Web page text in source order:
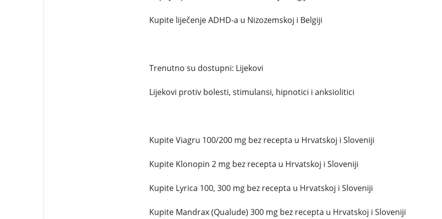
Kupite liječenje ADHD-a u Nizozemskoj i Belgiji
Trenutno su dostupni: Lijekovi
Lijekovi protiv bolesti, stimulansi, hipnotici i anksiolitici
Kupite Viagru 100/200 mg bez recepta u Hrvatskoj i Sloveniji
Kupite Klonopin 2 mg bez recepta u Hrvatskoj i Sloveniji
Kupite Lyrica 100, 300 mg bez recepta u Hrvatskoj i Sloveniji
Kupite Mandrax (Qualude) 300 mg bez recepta u Hrvatskoj i Sloveniji